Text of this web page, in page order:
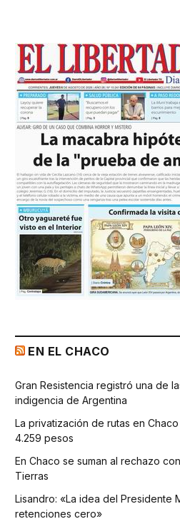
EN EL CHACO
Gran Resistencia registró una de
indigencia de Argentina
La privatización de rutas en
4.259 pesos
En Chaco se suman al rechazo
Tierras
Lisandro: «La idea del Presidente
retenciones cero»